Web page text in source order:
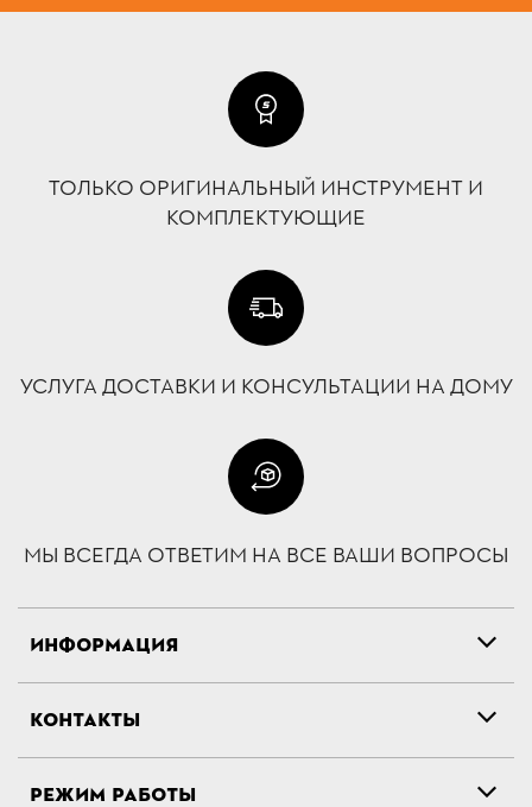
ТОЛЬКО ОРИГИНАЛЬНЫЙ ИНСТРУМЕНТ И
КОМПЛЕКТУЮЩИЕ
УСЛУГА ДОСТАВКИ И КОНСУЛЬТАЦИИ НА ДОМУ
МЫ ВСЕГДА ОТВЕТИМ НА ВСЕ ВАШИ ВОПРОСЫ
ИНФОРМАЦИЯ
КОНТАКТЫ
РЕЖИМ РАБОТЫ